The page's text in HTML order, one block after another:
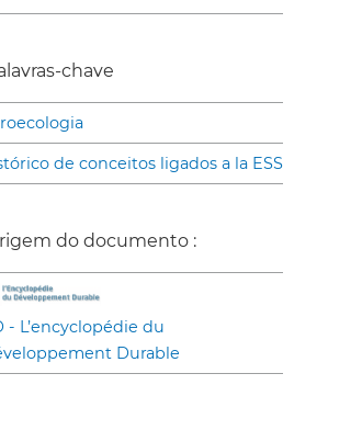
chave
de conceitos ligados a la ESS
do documento :
- L’encyclopédie du
Durable